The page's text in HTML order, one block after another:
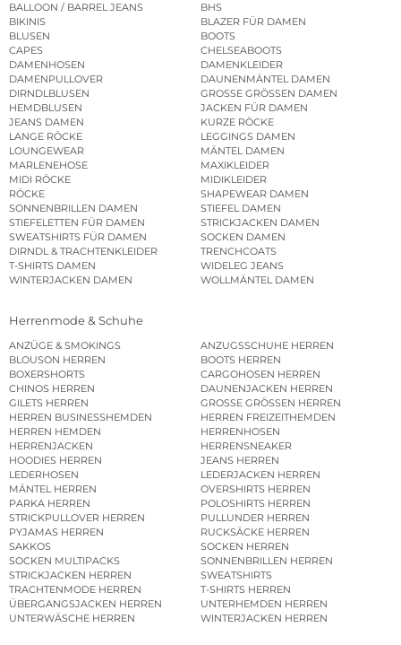
BALLOON / BARREL JEANS
BHS
BIKINIS
BLAZER FÜR DAMEN
BLUSEN
BOOTS
CAPES
CHELSEABOOTS
DAMENHOSEN
DAMENKLEIDER
DAMENPULLOVER
DAUNENMÄNTEL DAMEN
DIRNDLBLUSEN
GROSSE GRÖSSEN DAMEN
HEMDBLUSEN
JACKEN FÜR DAMEN
JEANS DAMEN
KURZE RÖCKE
LANGE RÖCKE
LEGGINGS DAMEN
LOUNGEWEAR
MÄNTEL DAMEN
MARLENEHOSE
MAXIKLEIDER
MIDI RÖCKE
MIDIKLEIDER
RÖCKE
SHAPEWEAR DAMEN
SONNENBRILLEN DAMEN
STIEFEL DAMEN
STIEFELETTEN FÜR DAMEN
STRICKJACKEN DAMEN
SWEATSHIRTS FÜR DAMEN
SOCKEN DAMEN
DIRNDL & TRACHTENKLEIDER
TRENCHCOATS
T-SHIRTS DAMEN
WIDELEG JEANS
WINTERJACKEN DAMEN
WOLLMÄNTEL DAMEN
Herrenmode & Schuhe
ANZÜGE & SMOKINGS
ANZUGSSCHUHE HERREN
BLOUSON HERREN
BOOTS HERREN
BOXERSHORTS
CARGOHOSEN HERREN
CHINOS HERREN
DAUNENJACKEN HERREN
GILETS HERREN
GROSSE GRÖSSEN HERREN
HERREN BUSINESSHEMDEN
HERREN FREIZEITHEMDEN
HERREN HEMDEN
HERRENHOSEN
HERRENJACKEN
HERRENSNEAKER
HOODIES HERREN
JEANS HERREN
LEDERHOSEN
LEDERJACKEN HERREN
MÄNTEL HERREN
OVERSHIRTS HERREN
PARKA HERREN
POLOSHIRTS HERREN
STRICKPULLOVER HERREN
PULLUNDER HERREN
PYJAMAS HERREN
RUCKSÄCKE HERREN
SAKKOS
SOCKEN HERREN
SOCKEN MULTIPACKS
SONNENBRILLEN HERREN
STRICKJACKEN HERREN
SWEATSHIRTS
TRACHTENMODE HERREN
T-SHIRTS HERREN
ÜBERGANGSJACKEN HERREN
UNTERHEMDEN HERREN
UNTERWÄSCHE HERREN
WINTERJACKEN HERREN